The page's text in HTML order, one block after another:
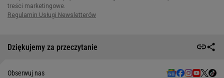
Dziękujemy za przeczytanie
Obserwuj nas